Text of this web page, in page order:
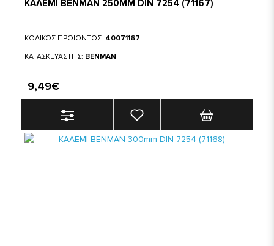
ΚΑΛΕΜΙ BENMAN 250MM DIN 7254 (71167)
ΚΩΔΙΚΟΣ ΠΡΟΙΟΝΤΟΣ: 40071167
ΚΑΤΑΣΚΕΥΑΣΤΗΣ: BENMAN
9,49€